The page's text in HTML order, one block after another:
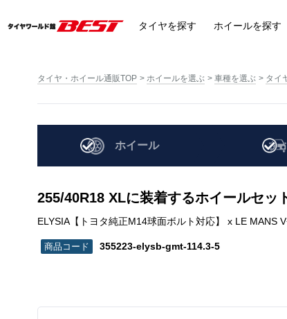
タイヤを探す ホイールを探す
タイヤ・ホイール通販TOP ホイールを選ぶ 車種を選ぶ タイ
ホイール
255/40R18 XLに装着するホイールセッ
ELYSIA【トヨタ純正M14球面ボルト対応】 x LE
355223-elysb-gmt-114.3-5